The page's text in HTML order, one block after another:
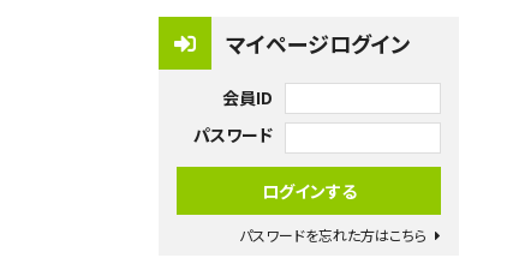
マイページログイン
会員ID
パスワード
パスワードを忘れた方はこちら